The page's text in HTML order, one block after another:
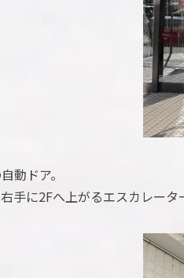
動ドア。
手に2Fへ上がるエスカレー